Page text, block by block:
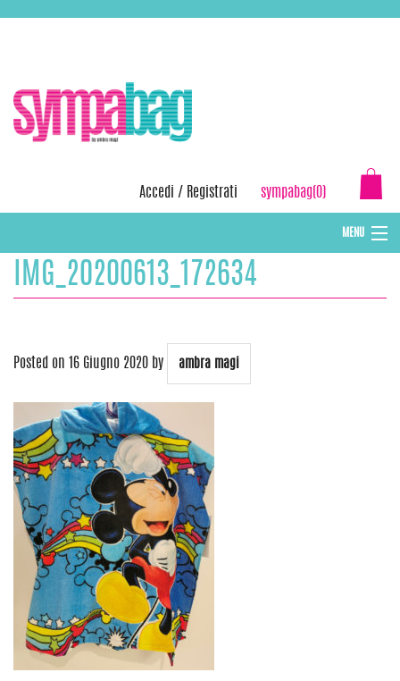
Accedi / Registrati sympabag(0)
MENU
CAPPELLI INVERNALI DONNA
IMG_20200613_172634
Posted on 16 Giugno 2020 by ambra magi